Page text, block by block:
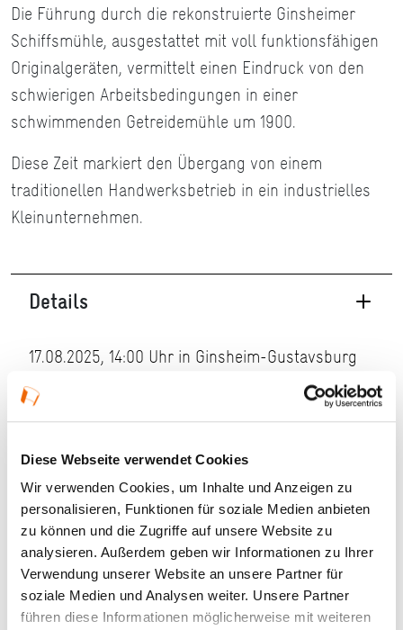
Diese Webseite verwendet Cookies
Wir verwenden Cookies, um Inhalte und Anzeigen zu
personalisieren, Funktionen für soziale Medien anbieten
zu können und die Zugriffe auf unsere Website zu
analysieren. Außerdem geben wir Informationen zu Ihrer
Verwendung unserer Website an unsere Partner für
soziale Medien und Analysen weiter. Unsere Partner
führen diese Informationen möglicherweise mit weiteren
Die Führung durch die rekonstruierte Ginsheimer
Schiffsmühle, ausgestattet mit voll funktionsfähigen
Originalgeräten, vermittelt einen Eindruck von den
schwierigen Arbeitsbedingungen in einer
schwimmenden Getreidemühle um 1900.
Diese Zeit markiert den Übergang von einem
traditionellen Handwerksbetrieb in ein industrielles
Kleinunternehmen.
Details
17.08.2025, 14:00 Uhr in Ginsheim-Gustavsburg
Veranstaltungstyp:
SCHICHTWECHSEL
Kosten und Anmeldung
Ort und Anfahrt